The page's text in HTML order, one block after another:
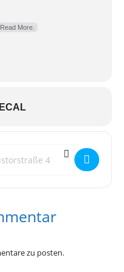
Read More.
Address - Out of the Dark
zu posten.